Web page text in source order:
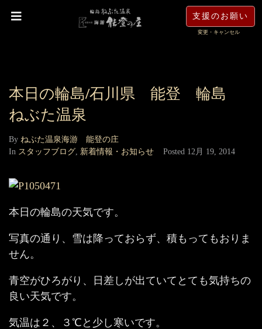
支援のお願い
変更・キャンセル
本日の輪島/石川県 能登 輪島
ねぶた温泉
By ねぶた温泉海游 能登の庄
In スタッフブログ, 新着情報・お知らせ Posted 12月 19, 2014
本日の輪島の天気です。
写真の通り、雪は降っておらず、積もってもおりま
せん。
青空がひろがり、日差しが出ていてとても気持ちの
良い天気です。
気温は２、３℃と少し寒いです。